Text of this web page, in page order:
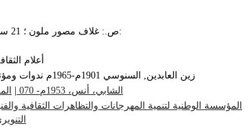
127 ص.‏: ‏غلاف مصور ملون‏ ؛ ‏21 سم 127 ص.‏:
أعلام
زين العابدين, ‏السنوسي ‏1901م-1965م ‏ندوات ومؤتمرات ‏شهادات‏
الشابي، أنس، 1953م- ‏070
المؤسسة الوطنية لتنمية المهرجانات والتظاهرات الثقافية